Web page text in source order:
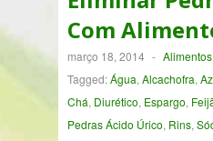
Com
março 18, 2014 - Alimentos
Tagged:Água, Alcachofra,
Chá, Diurético, Espargo,
Pedras Ácido Úrico, Rins,